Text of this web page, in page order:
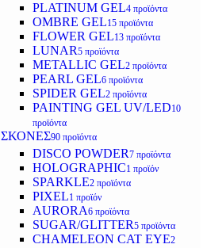
PLATINUM GEL4 προϊόντα
OMBRE GEL15 προϊόντα
FLOWER GEL13 προϊόντα
LUNAR5 προϊόντα
METALLIC GEL2 προϊόντα
PEARL GEL6 προϊόντα
SPIDER GEL2 προϊόντα
PAINTING GEL UV/LED10
προϊόντα
ΣΚΟΝΕΣ90 προϊόντα
DISCO POWDER7 προϊόντα
HOLOGRAPHIC1 προϊόν
SPARKLE2 προϊόντα
PIXEL1 προϊόν
AURORA6 προϊόντα
SUGAR/GLITTER5 προϊόντα
CHAMELEON CAT EYE2